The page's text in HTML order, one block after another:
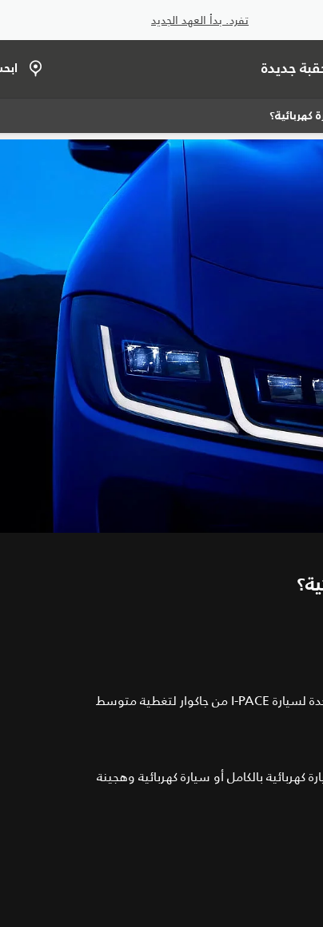
تفرد. بدأ العهد الجديد
جديدة
مع مدى البطارية الذي يصل إلى 470 كم (292 ميلاً)*، ستكفي شحنة واحدة لسيارة I‑PACE من جاكوار لتغطية متوسط
بالكامل أو سيارة كهربائية وهجينة